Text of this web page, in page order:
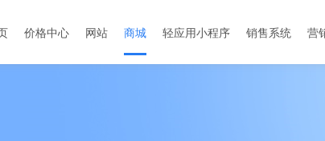
价格中心 网站 商城 轻应用小程序 销售系统 营